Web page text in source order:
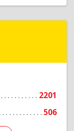
2201
506
Подробнее